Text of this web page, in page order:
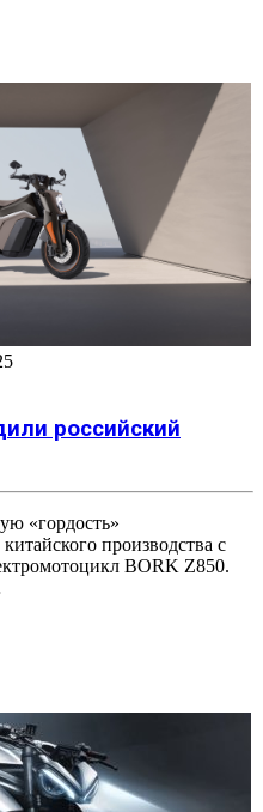
российский
«гордость»
производства с
BORK Z850.